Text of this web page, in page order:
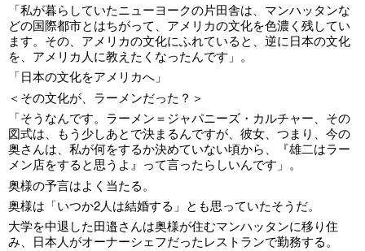
「私が暮らしていたニューヨークの片田舎は、マンハッタンな
どの国際都市とはちがって、アメリカの文化を色濃く残してい
ます。その、アメリカの文化にふれていると、逆に日本の文化
を、アメリカ人に教えたくなったんです」。
「日本の文化をアメリカへ」
＜その文化が、ラーメンだった？＞
「そうなんです。ラーメン＝ジャパニーズ・カルチャー、その
図式は、もう少しあとで決まるんですが、彼女、つまり、今の
奥さんは、私が何をするか決めていない頃から、『雄二はラー
メン店をすると思うよ』って言ったらしいんです」。
奥様の予言はよく当たる。
奥様は「いつか2人は結婚する」とも思っていたそうだ。
大学を中退した田邉さんは奥様が住むマンハッタンに移り住
み、日本人がオーナーシェフだったレストランで勤務する。